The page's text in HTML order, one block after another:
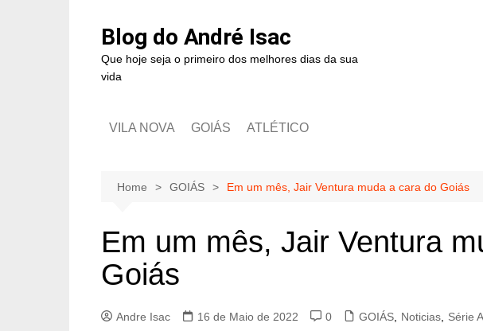
Blog do André Isac
Que hoje seja o primeiro dos melhores dias da sua
vida
VILA NOVA GOIÁS ATLÉTICO
Home GOIÁS Em um mês, Jair Ventura muda a cara do Goiás
Em um mês, Jair Ventura
Goiás
Andre Isac 16 de Maio de 2022 0 GOIÁS Noticias Série A